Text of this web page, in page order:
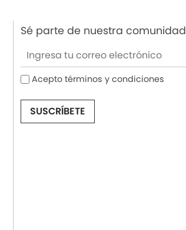
Sé parte de nuestra comunidad
Acepto términos y condiciones